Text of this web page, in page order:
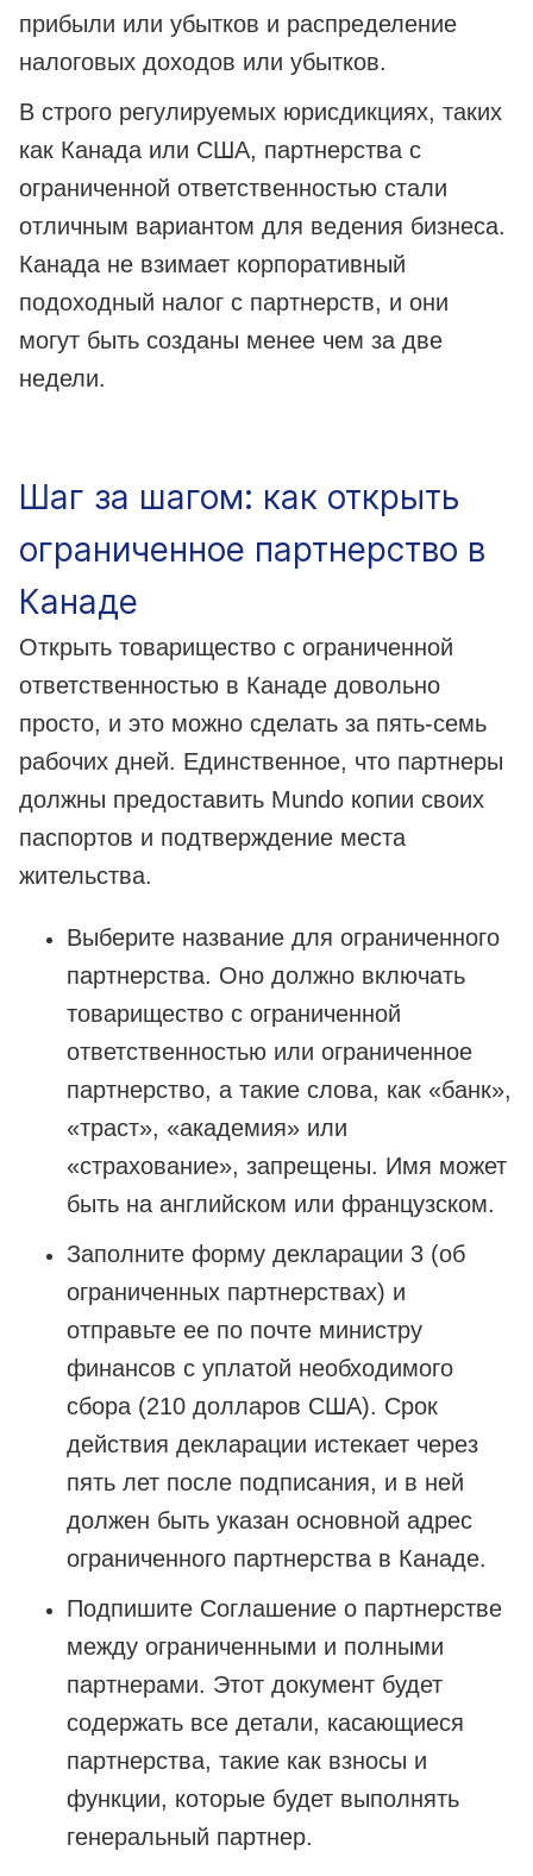
прибыли или убытков и распределение
налоговых доходов или убытков.
В строго регулируемых юрисдикциях, таких
как Канада или США, партнерства с
ограниченной ответственностью стали
отличным вариантом для ведения бизнеса.
Канада не взимает корпоративный
подоходный налог с партнерств, и они
могут быть созданы менее чем за две
недели.
Шаг за шагом: как открыть
ограниченное партнерство в
Канаде
Открыть товарищество с ограниченной
ответственностью в Канаде довольно
просто, и это можно сделать за пять-семь
рабочих дней. Единственное, что партнеры
должны предоставить Mundo копии своих
паспортов и подтверждение места
жительства.
Выберите название для ограниченного
партнерства. Оно должно включать
товарищество с ограниченной
ответственностью или ограниченное
партнерство, а такие слова, как «банк»,
«траст», «академия» или
«страхование», запрещены. Имя может
быть на английском или французском.
Заполните форму декларации 3 (об
ограниченных партнерствах) и
отправьте ее по почте министру
финансов с уплатой необходимого
сбора (210 долларов США). Срок
действия декларации истекает через
пять лет после подписания, и в ней
должен быть указан основной адрес
ограниченного партнерства в Канаде.
Подпишите Соглашение о партнерстве
между ограниченными и полными
партнерами. Этот документ будет
содержать все детали, касающиеся
партнерства, такие как взносы и
функции, которые будет выполнять
генеральный партнер.